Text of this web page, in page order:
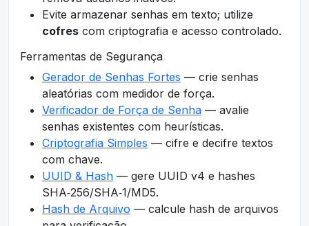
Evite armazenar senhas em texto; utilize
cofres com criptografia e acesso controlado.
Ferramentas de Segurança
Gerador de Senhas Fortes — crie senhas
aleatórias com medidor de força.
Verificador de Força de Senha — avalie
senhas existentes com heurísticas.
Criptografia Simples — cifre e decifre textos
com chave.
UUID & Hash — gere UUID v4 e hashes
SHA‑256/SHA‑1/MD5.
Hash de Arquivo — calcule hash de arquivos